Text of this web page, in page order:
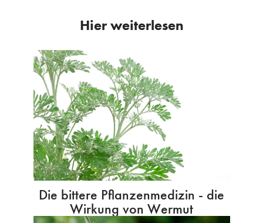
Hier weiterlesen
Die bittere Pflanzenmedizin - die
Wirkung von Wermut